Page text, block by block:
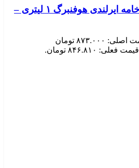
آبجو بدون الکل خامه ایرلندی هوفنبرگ ۱ لیتری –
قیمت اصلی: ۸۷۳.۰۰۰ تومان
قیمت فعلی: ۸۴۶.۸۱۰ تومان.